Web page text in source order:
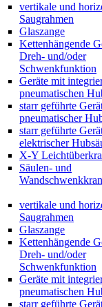
vertikale und
Saugrahmen
Glaszange
Kettenhängende
Dreh- und/oder
Schwenkfunktion
Geräte mit
pneumatischen
starr geführte
pneumatischer
starr geführte
elektrischer
X-Y
Säulen- und
vertikale und
Saugrahmen
Glaszange
Kettenhängende
Dreh- und/oder
Schwenkfunktion
Geräte mit
pneumatischen
starr geführte